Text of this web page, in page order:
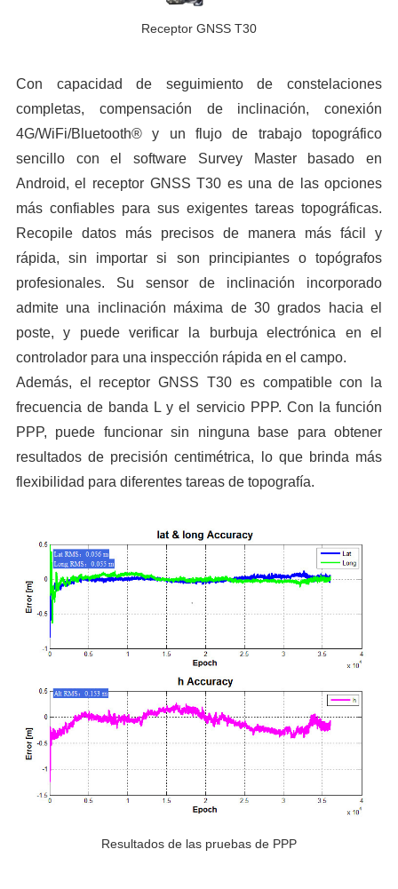
Receptor GNSS T30
Con capacidad de seguimiento de constelaciones
completas, compensación de inclinación, conexión
4G/WiFi/Bluetooth® y un flujo de trabajo topográfico
sencillo con el software Survey Master basado en
Android, el receptor GNSS T30 es una de las opciones
más confiables para sus exigentes tareas topográficas.
Recopile datos más precisos de manera más fácil y
rápida, sin importar si son principiantes o topógrafos
profesionales. Su sensor de inclinación incorporado
admite una inclinación máxima de 30 grados hacia el
poste, y puede verificar la burbuja electrónica en el
controlador para una inspección rápida en el campo.
Además, el receptor GNSS T30 es compatible con la
frecuencia de banda L y el servicio PPP. Con la función
PPP, puede funcionar sin ninguna base para obtener
resultados de precisión centimétrica, lo que brinda más
flexibilidad para diferentes tareas de topografía.
Resultados de las pruebas de PPP